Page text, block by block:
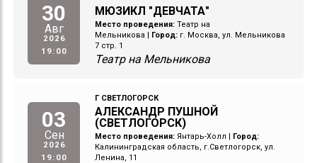
30
Авг
2026
19:00
МЮЗИКЛ "ДЕВЧАТА"
Место проведения: Театр на
Мельникова | Город: г. Москва, ул. Мельникова
7 стр. 1
Театр на Мельникова
03
Сен
2026
19:00
Г СВЕТЛОГОРСК
АЛЕКСАНДР ПУШНОЙ
(СВЕТЛОГОРСК)
Место проведения: Янтарь-Холл | Город:
Калининградская область, г.Светлогорск, ул.
Ленина, 11